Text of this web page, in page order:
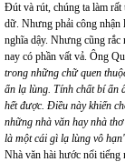
Đút và rút, chúng ta làm
dữ. Nhưng phải công nhận
nghĩa dậy. Nhưng cũng
nay có phần vất vả. Ông
trong những chữ quen
ẩn lạ lùng. Tính chất bí ẩn
hết được. Điều này khiến
những nhà văn hay nhà
là một cái gì lạ lùng vô
Nhà văn hài hước nổi